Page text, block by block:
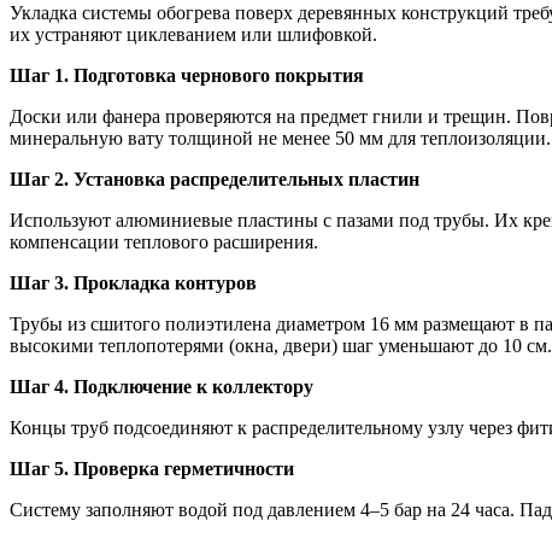
Укладка системы обогрева поверх деревянных конструкций
их устраняют циклеванием или шлифовкой.
Шаг 1. Подготовка чернового покрытия
Доски или фанера проверяются на предмет гнили и трещин.
минеральную вату толщиной не менее 50 мм для теплоизоляции.
Шаг 2. Установка распределительных пластин
Используют алюминиевые пластины с пазами под трубы. Их
компенсации теплового расширения.
Шаг 3. Прокладка контуров
Трубы из сшитого полиэтилена диаметром 16 мм размещают в
высокими теплопотерями (окна, двери) шаг уменьшают до 10 см.
Шаг 4. Подключение к коллектору
Концы труб подсоединяют к распределительному узлу через
Шаг 5. Проверка герметичности
Систему заполняют водой под давлением 4–5 бар на 24 часа.